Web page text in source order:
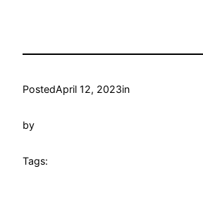
PostedApril 12, 2023in
by
Tags: